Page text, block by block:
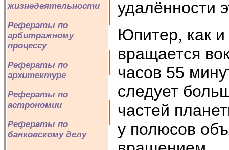
жизнедеятельности
Рефераты по
арбитражному
процессу
Рефераты по
архитектуре
Рефераты по
астрономии
Рефераты по
банковскому делу
удалённости
Юпитер, как и
вращается
часов 55
следует
частей
у полюсов